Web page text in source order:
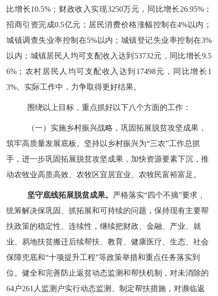
比增长10.5%；财政收入实现3250万元，同比增长26.95%；
招商引资完成0.5亿元；居民消费价格涨幅控制在4%以内；
城镇调查失业率控制在5%以内；城镇登记失业率控制在3%
以内；城镇居民人均可支配收入达到53732元，同比增长9.5
6%；农村居民人均可支配收入达到17498元，同比增长1
3%。实际工作中，力争取得更好结果。
围绕以上目标，重点抓好以下八个方面的工作：
（一）实施乡村振兴战略，巩固拓展脱贫攻坚成果，
筑牢高质量发展底板。 坚持以乡村振兴为“三农”工作总抓
手，进一步巩固拓展脱贫攻坚成果，加快资源要素下沉，推
动农牧业高质高效、农牧区宜居宜业、农牧民富裕富足。
坚守底线拓展脱贫成果。 严格落实“四个不摘”要求，
统筹解决保巩固、抓拓展和可持续的问题，保持现有主要帮
扶政策的稳定性、连续性，继续把财政、金融、产业、就
业、易地扶贫搬迁后续帮扶、教育、健康医疗、生态、社会
保障兜底和“十项提升工程”等政策举措和重点任务落实到
位。健全和完善防止返贫动态监测和帮扶机制，对未消除的
64户261人监测户实行动态监测、制定帮扶措施，对濒临返